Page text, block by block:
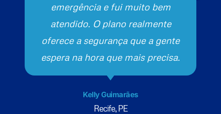
emergência e fui muito bem
atendido. O plano realmente
oferece a segurança que a gente
espera na hora que mais precisa.
Kelly Guimarães
Recife, PE